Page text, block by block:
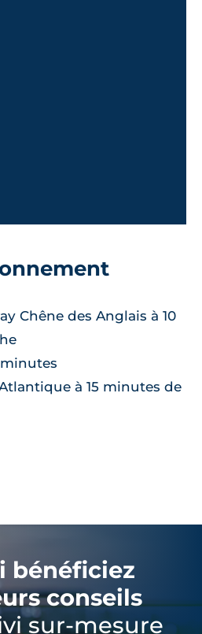
Chêne des Anglais à 10
à 15 minutes de
bénéficiez
conseils
sur-mesure